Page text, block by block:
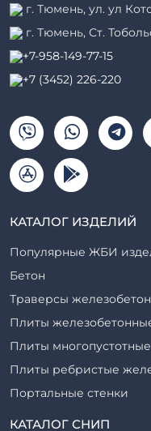
г. Тюмень, ул. ул
г. Тюмень, ​Ст.
+7-958-149-77-15
+7 (3452) 226-220
КАТАЛОГ ИЗДЕЛИЙ
Популярные ЖБИ
Бетон
Траверсы
Плиты
Плиты
Плиты ребристые
Портальные стенки
Прогоны
КАТАЛОГ СНИП